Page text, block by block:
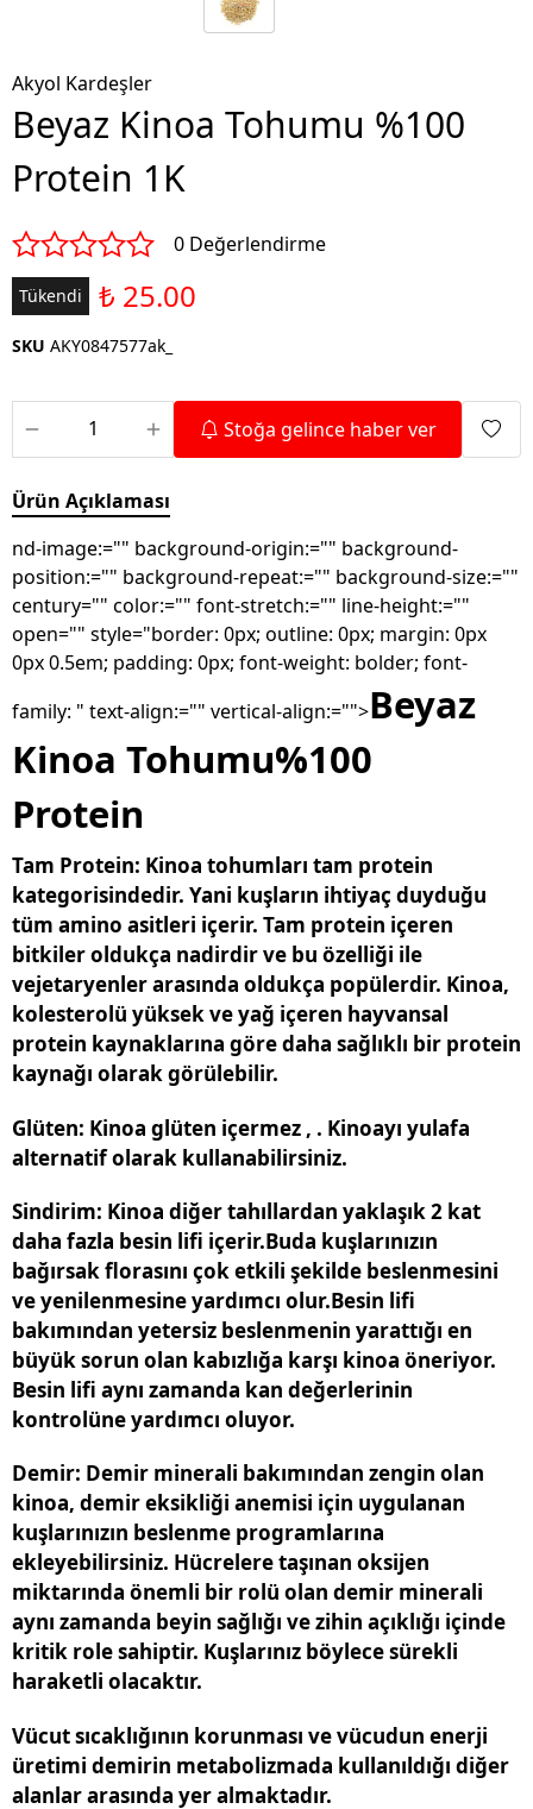
Akyol Kardeşler
Beyaz Kinoa Tohumu %100
Protein 1K
0 Değerlendirme
Tükendi ₺ 25.00
SKU AKY0847577ak_
Stoğa gelince haber ver
Ürün Açıklaması
nd-image:="" background-origin:="" background-
position:="" background-repeat:="" background-size:=""
century="" color:="" font-stretch:="" line-height:=""
open="" style="border: 0px; outline: 0px; margin: 0px
0px 0.5em; padding: 0px; font-weight: bolder; font-
family: " text-align:="" vertical-align:="">Beyaz
Kinoa Tohumu%100
Protein
Tam Protein: Kinoa tohumları tam protein
kategorisindedir. Yani kuşların ihtiyaç duyduğu
tüm amino asitleri içerir. Tam protein içeren
bitkiler oldukça nadirdir ve bu özelliği ile
vejetaryenler arasında oldukça popülerdir. Kinoa,
kolesterolü yüksek ve yağ içeren hayvansal
protein kaynaklarına göre daha sağlıklı bir protein
kaynağı olarak görülebilir.
Glüten: Kinoa glüten içermez , . Kinoayı yulafa
alternatif olarak kullanabilirsiniz.
Sindirim: Kinoa diğer tahıllardan yaklaşık 2 kat
daha fazla besin lifi içerir.Buda kuşlarınızın
bağırsak florasını çok etkili şekilde beslenmesini
ve yenilenmesine yardımcı olur.Besin lifi
bakımından yetersiz beslenmenin yarattığı en
büyük sorun olan kabızlığa karşı kinoa öneriyor.
Besin lifi aynı zamanda kan değerlerinin
kontrolüne yardımcı oluyor.
Demir: Demir minerali bakımından zengin olan
kinoa, demir eksikliği anemisi için uygulanan
kuşlarınızın beslenme programlarına
ekleyebilirsiniz. Hücrelere taşınan oksijen
miktarında önemli bir rolü olan demir minerali
aynı zamanda beyin sağlığı ve zihin açıklığı içinde
kritik role sahiptir. Kuşlarınız böylece sürekli
haraketli olacaktır.
Vücut sıcaklığının korunması ve vücudun enerji
üretimi demirin metabolizmada kullanıldığı diğer
alanlar arasında yer almaktadır.